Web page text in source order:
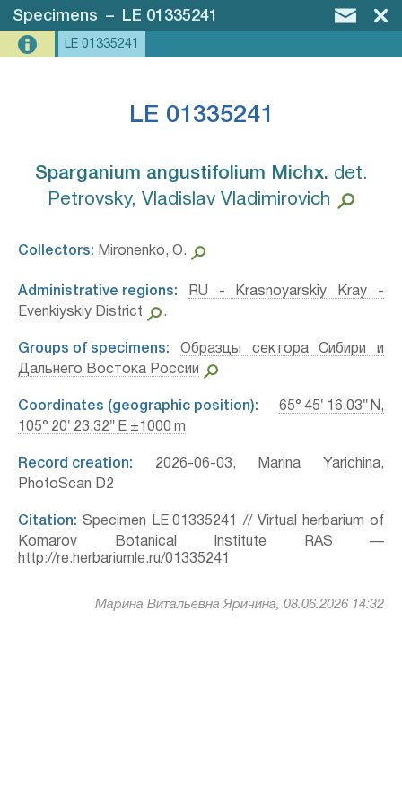
Specimens – LE 01335241
LE 01335241
LE 01335241
Sparganium angustifolium Michx.⁣ det.
Petrovsky, Vladislav Vladimirovich
Collectors: Mironenko, O.
Administrative regions:
RU - Krasnoyarskiy Kray -
Evenkiyskiy District
.
Groups of specimens:
Образцы сектора Сибири и
Дальнего Востока России
Coordinates (geographic position):
65° 45′ 16.03″ N,
105° 20′ 23.32″ E ±1000 m
Record creation: 2026-06-03, Marina Yarichina,
PhotoScan D2
Citation: Specimen LE 01335241 // Virtual herbarium of
Komarov Botanical Institute RAS —
http://re.herbariumle.ru/01335241
Марина Витальевна Яричина, 08.06.2026 14:32